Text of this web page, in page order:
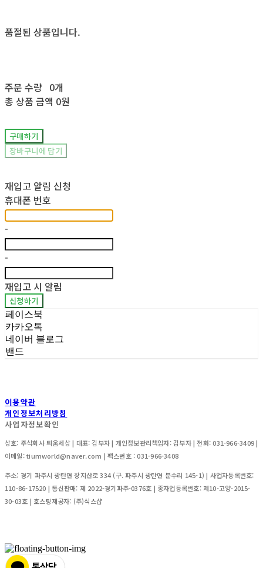
품절된 상품입니다.
주문 수량 0개
총 상품 금액 0원
구매하기
장바구니에 담기
재입고 알림 신청
휴대폰 번호
-
-
재입고 시 알림
신청하기
페이스북
카카오톡
네이버 블로그
밴드
이용약관
개인정보처리방침
사업자정보확인
상호: 주식회사 틔움세상 | 대표: 김부자 | 개인정보관리책임자: 김부자 | 전화: 031-966-3409 |
이메일: tiumworld@naver.com | 팩스번호 : 031-966-3408
주소: 경기 파주시 광탄면 장지산로 334 (구. 파주시 광탄면 분수리 145-1) | 사업자등록번호:
110-86-17520 | 통신판매: 제 2022-경기파주-0376호 | 종자업등록번호: 제10-고양-2015-
30-03호 | 호스팅제공자: (주)식스샵